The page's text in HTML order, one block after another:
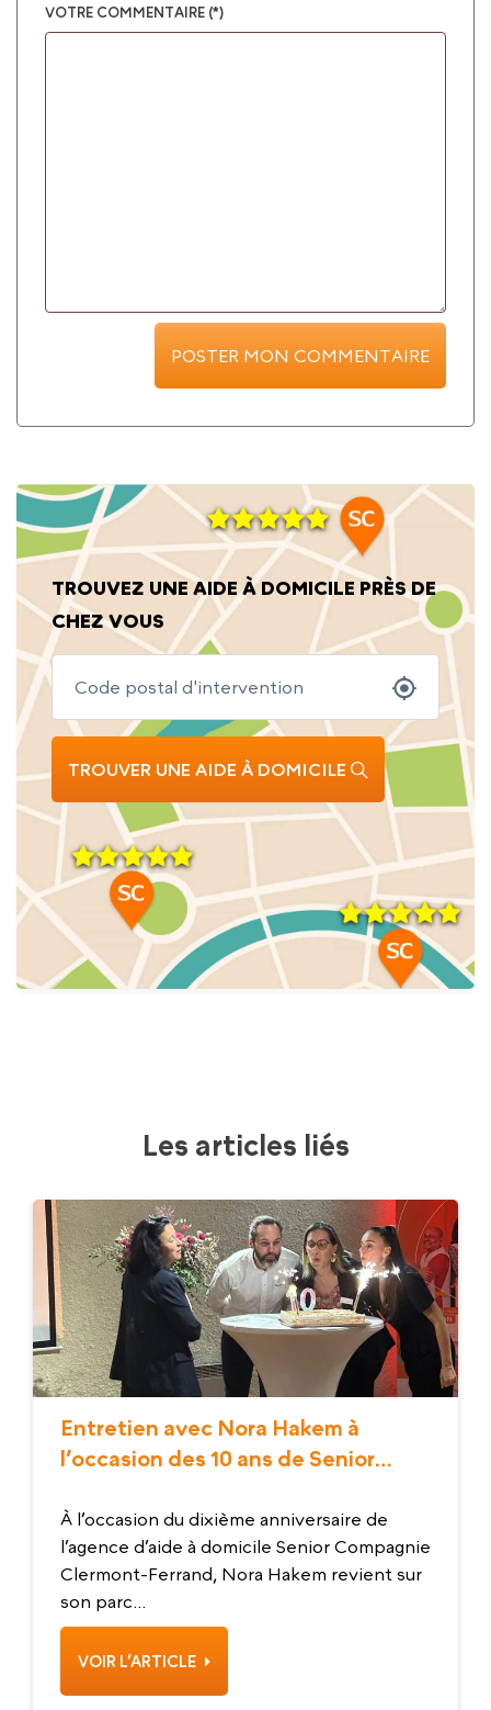
VOTRE COMMENTAIRE (*)
TROUVEZ UNE AIDE À DOMICILE PRÈS DE
CHEZ VOUS
TROUVER UNE AIDE À DOMICILE
Les articles liés
Entretien avec Nora Hakem à
l’occasion des 10 ans de Senior
À l’occasion du dixième anniversaire de
l’agence d’aide à domicile Senior Compagnie
Clermont-Ferrand, Nora Hakem revient sur
son parc...
VOIR L’ARTICLE